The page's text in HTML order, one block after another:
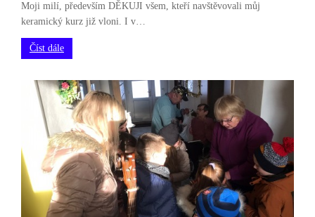
Moji milí, především DĚKUJI všem, kteří navštěvovali můj
keramický kurz již vloni. I v…
Číst dále